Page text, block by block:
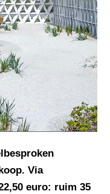
Via
euro: ruim 35